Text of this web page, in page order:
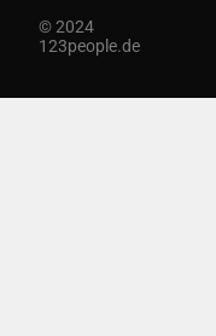
© 2024
123people.de